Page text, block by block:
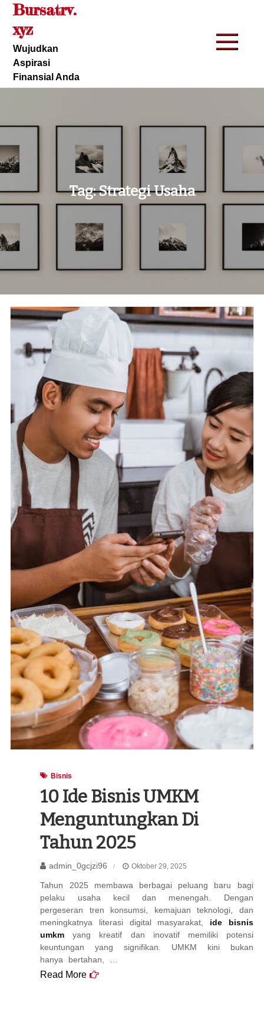
Skip
content
Bursatrv.
xyz
Wujudkan
Aspirasi
Finansial Anda
Tag:Strategi Usaha
Bisnis
10 Ide Bisnis UMKM
Menguntungkan Di
Tahun 2025
admin_0gcjzi96 Oktober 29, 2025
Tahun 2025 membawa berbagai peluang baru bagi
pelaku usaha kecil dan menengah. Dengan
pergeseran tren konsumsi, kemajuan teknologi, dan
meningkatnya literasi digital masyarakat, ide bisnis
umkm yang kreatif dan inovatif memiliki potensi
keuntungan yang signifikan. UMKM kini bukan
hanya bertahan, …
Read More